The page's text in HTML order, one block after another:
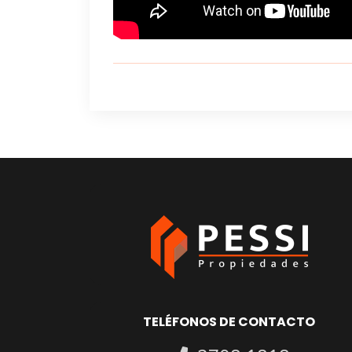
TELÉFONOS DE CONTACTO